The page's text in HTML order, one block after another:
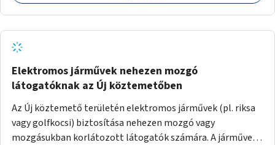
Elektromos járművek nehezen mozgó
látogatóknak az Új köztemetőben
Az Új köztemető területén elektromos járművek (pl. riksa
vagy golfkocsi) biztosítása nehezen mozgó vagy
mozgásukban korlátozott látogatók számára. A járművek